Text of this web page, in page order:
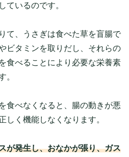
ているのです。
て、うさぎは食べた草を盲腸で
ビタミンを取りだし、それらの
を食べることにより必要な栄養素
。
食べなくなると、腸の動きが悪
しく機能しなくなります。
が発生し、おなかが張り、ガス